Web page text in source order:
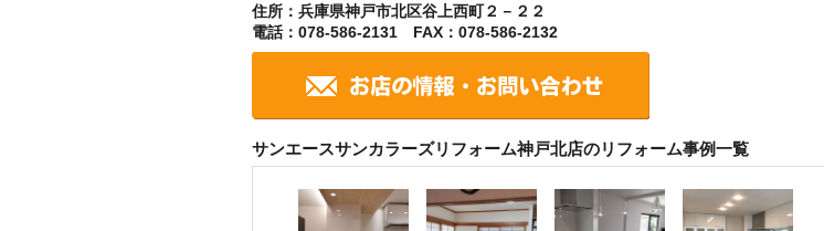
住所：兵庫県神戸市北区谷上西町２－２２
電話：078-586-2131 FAX：078-586-2132
サンエースサンカラーズリフォーム神戸北店のリフォーム事例一覧